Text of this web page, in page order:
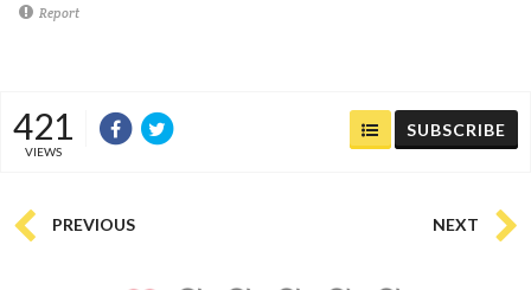
Report
421
VIEWS
SUBSCRIBE
PREVIOUS NEXT